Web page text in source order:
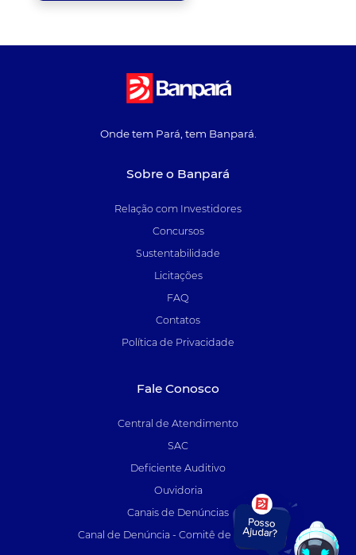
Onde tem Pará, tem Banpará.
Sobre o Banpará
Relação com Investidores
Concursos
Sustentabilidade
Licitações
FAQ
Contatos
Política de Privacidade
Fale Conosco
Central de Atendimento
SAC
Deficiente Auditivo
Ouvidoria
Canais de Denúncias
Canal de Denúncia - Comitê de Auditoria